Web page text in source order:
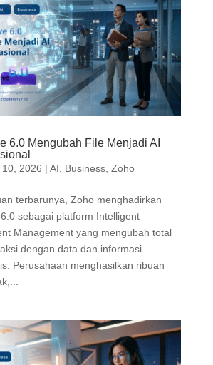
6.0 Mengubah File Menjadi AI
2026 | AI Business, Zoho
terbarunya, Zoho menghadirkan
sebagai platform Intelligent
Management yang mengubah total
dengan data dan informasi
Perusahaan menghasilkan ribuan